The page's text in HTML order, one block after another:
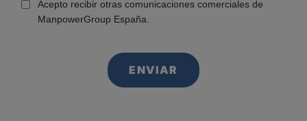
Acepto recibir otras comunicaciones comerciales de
ManpowerGroup España.